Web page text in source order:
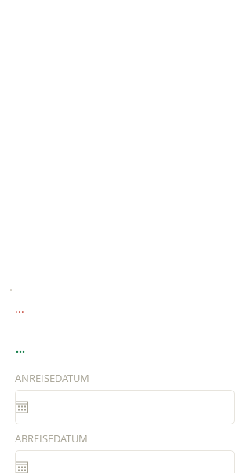
...
...
ANREISEDATUM
ABREISEDATUM